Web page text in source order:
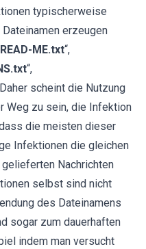
typischerweise
erzeugen
READ-ME.txt“,
“,
Daher scheint die Nutzung
Weg zu sein, die Infektion
die meisten dieser
Infektionen die gleichen
Nachrichten
selbst sind nicht
des Dateinamens
sogar zum dauerhaften
indem man versucht